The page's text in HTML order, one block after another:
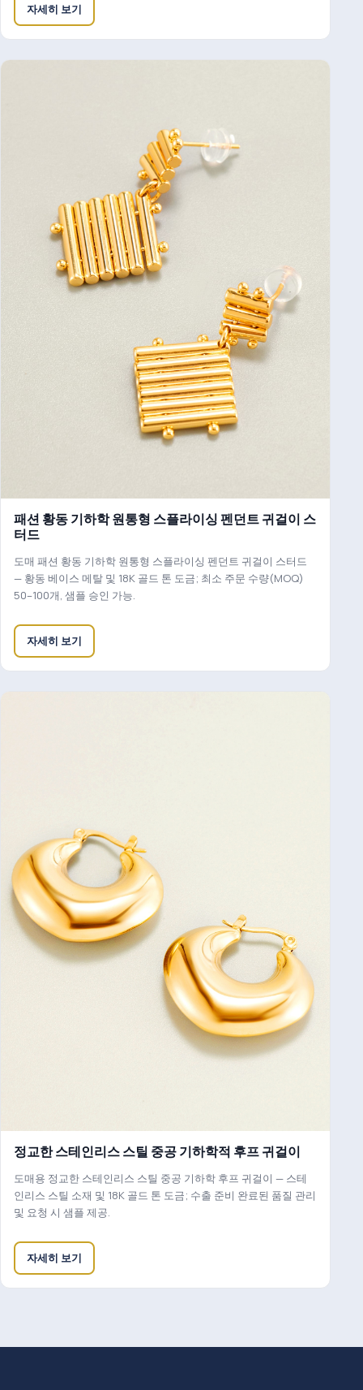
자세히 보기
패션 황동 기하학 원통형 스플라이싱 펜던트 귀걸이 스
터드
도매 패션 황동 기하학 원통형 스플라이싱 펜던트 귀걸이 스터드
— 황동 베이스 메탈 및 18K 골드 톤 도금; 최소 주문 수량(MOQ)
50–100개, 샘플 승인 가능.
자세히 보기
정교한 스테인리스 스틸 중공 기하학적 후프 귀걸이
도매용 정교한 스테인리스 스틸 중공 기하학 후프 귀걸이 — 스테
인리스 스틸 소재 및 18K 골드 톤 도금; 수출 준비 완료된 품질 관리
및 요청 시 샘플 제공.
자세히 보기